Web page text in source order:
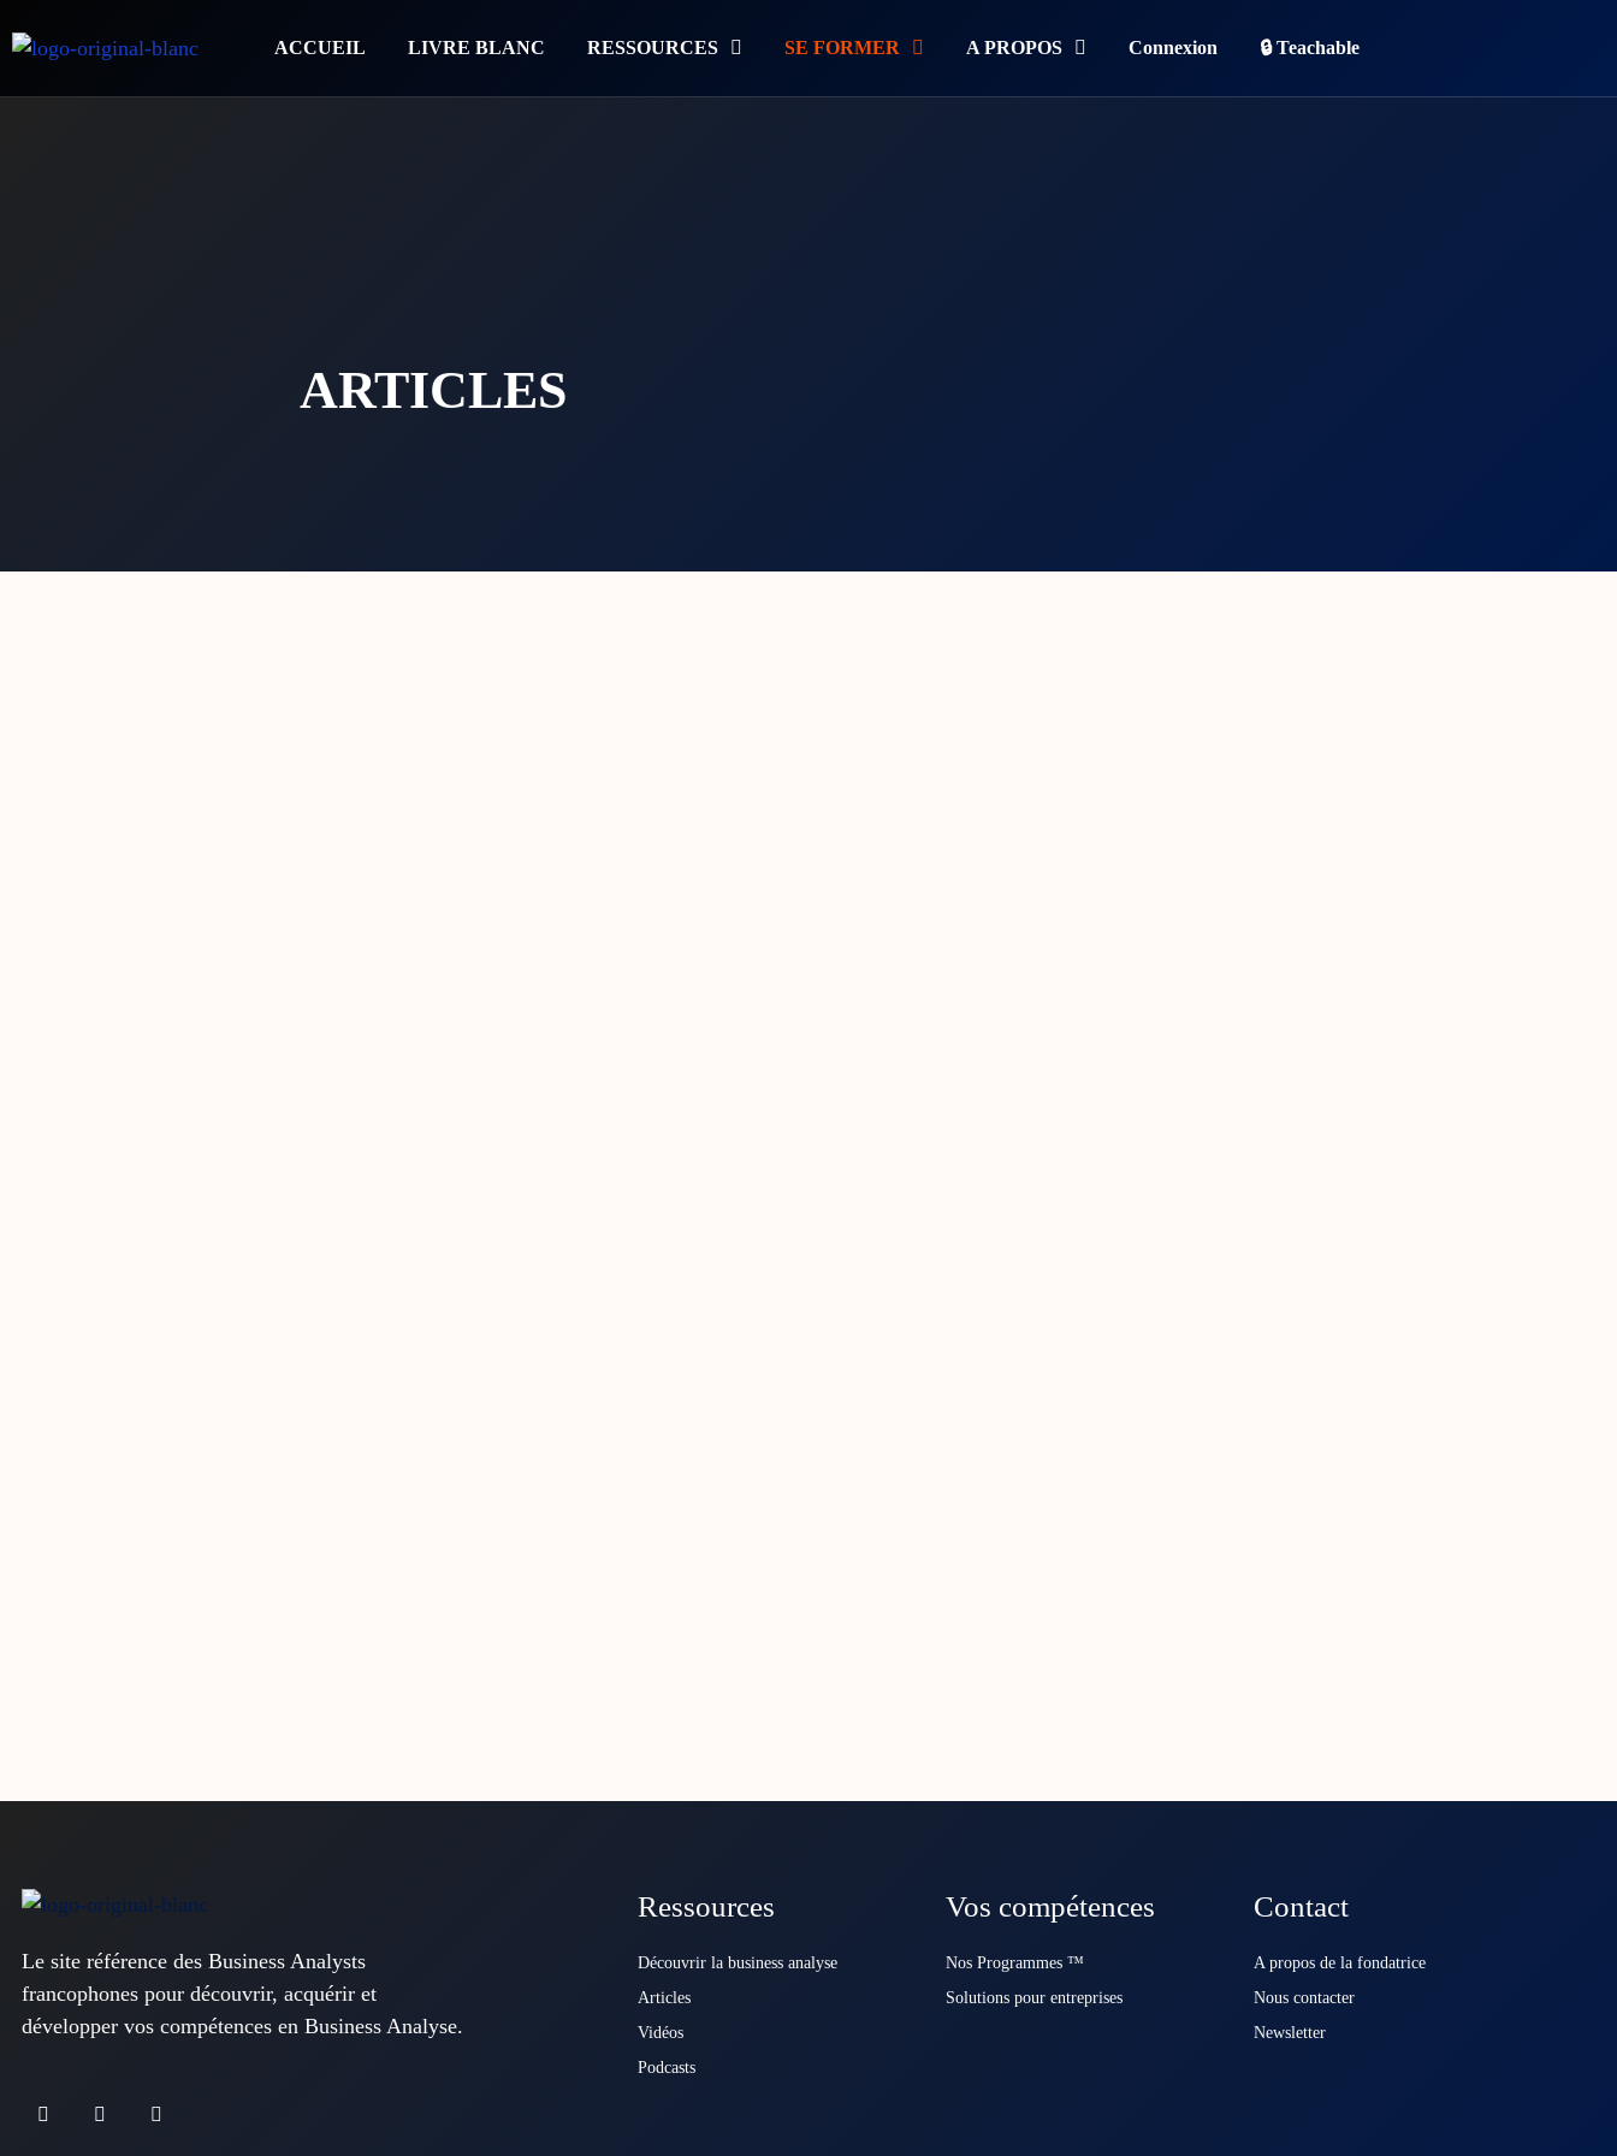
ACCUEIL LIVRE BLANC RESSOURCES SE FORMER A PROPOS Connexion 🔒 Teachable
ARTICLES
Le site référence des Business Analysts
francophones pour découvrir, acquérir et
développer vos compétences en Business Analyse.
Ressources
Découvrir la business analyse
Articles
Vidéos
Podcasts
Vos compétences
Nos Programmes ™️
Solutions pour entreprises
Contact
A propos de la fondatrice
Nous contacter
Newsletter